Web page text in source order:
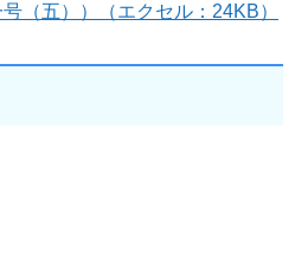
（五））（エクセル：24KB）